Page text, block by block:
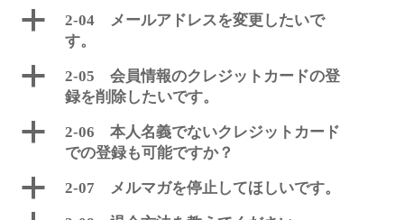
a
2-04 メールアドレスを変更したいで
す。
a
2-05 会員情報のクレジットカードの登
録を削除したいです。
a
2-06 本人名義でないクレジットカード
での登録も可能ですか？
a 2-07 メルマガを停止してほしいです。